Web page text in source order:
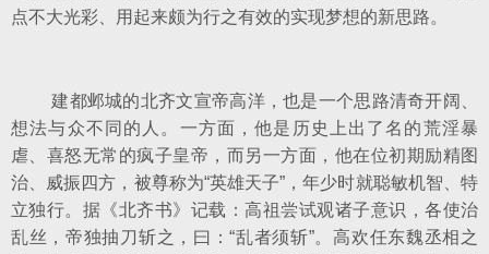
点不大光彩、用起来颇为行之有效的实现梦想的新思路。
建都邺城的北齐文宣帝高洋，也是一个思路清奇开阔、
想法与众不同的人。一方面，他是历史上出了名的荒淫暴
虐、喜怒无常的疯子皇帝，而另一方面，他在位初期励精图
治、威振四方，被尊称为“英雄天子”，年少时就聪敏机智、特
立独行。据《北齐书》记载：高祖尝试观诸子意识，各使治
乱丝，帝独抽刀斩之，曰：“乱者须斩”。高欢任东魏丞相之